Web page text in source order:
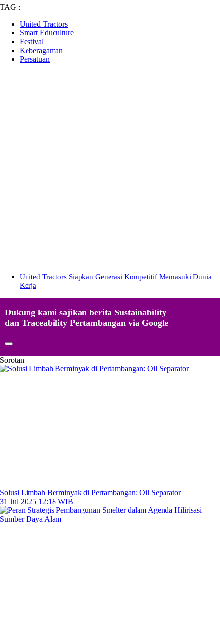
TAG :
United Tractors
Smart Educulture
Festival
Keberagaman
Persatuan
United Tractors Siapkan Generasi Kompetitif Memasuki Dunia
Kerja
Dukung kami sajikan berita Sustainability
dan Traceability Pertambangan via Google
Sorotan
Solusi Limbah Berminyak di Pertambangan: Oil Separator
31 Jul 2025 12:18 WIB